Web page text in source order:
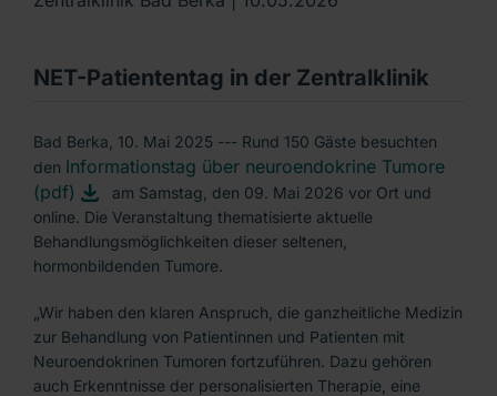
NET-Patiententag in der Zentralklinik
Bad Berka, 10. Mai 2025 --- Rund 150 Gäste besuchten
den Informationstag über neuroendokrine Tumore
(pdf)
am Samstag, den 09. Mai 2026 vor Ort und
online. Die Veranstaltung thematisierte aktuelle
Behandlungsmöglichkeiten dieser seltenen,
hormonbildenden Tumore.
„Wir haben den klaren Anspruch, die ganzheitliche Medizin
zur Behandlung von Patientinnen und Patienten mit
Neuroendokrinen Tumoren fortzuführen. Dazu gehören
auch Erkenntnisse der personalisierten Therapie, eine